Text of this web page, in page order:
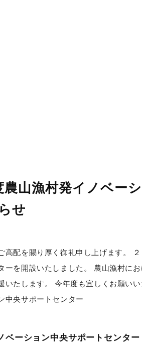
農山漁村発イノベー
せ
高配を賜り厚く御礼申し上げます。
ーを開設いたしました。 農山漁村に
走支援いたします。 今
ション中央サポー
ベーション中央サポートセンター